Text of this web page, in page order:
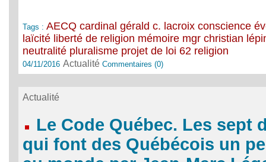
Tags :AECQ cardinal gérald c. lacroix conscience
laïcité liberté de religion mémoire mgr christian
neutralité pluralisme projet de loi 62 religion
04/11/2016 ActualitéCommentaires (0)
Actualité
Le Code Québec. Les sept
qui font des Québécois un